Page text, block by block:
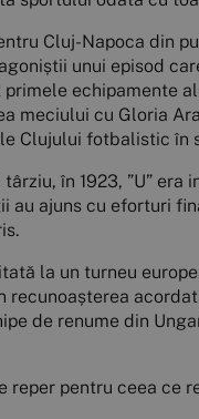
Cluj-Napoca din
unui episod
echipamente
meciului cu Gloria
Clujului fotbalistic în
în 1923, ”U” era
au ajuns cu eforturi
la un turneu
recunoașterea
de renume din
pentru ceea ce